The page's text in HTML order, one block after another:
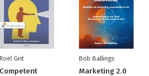
Roel Grit
Competent
Bob Ballings
Marketing 2.0